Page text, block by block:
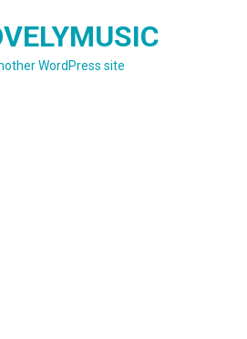
WordPress site